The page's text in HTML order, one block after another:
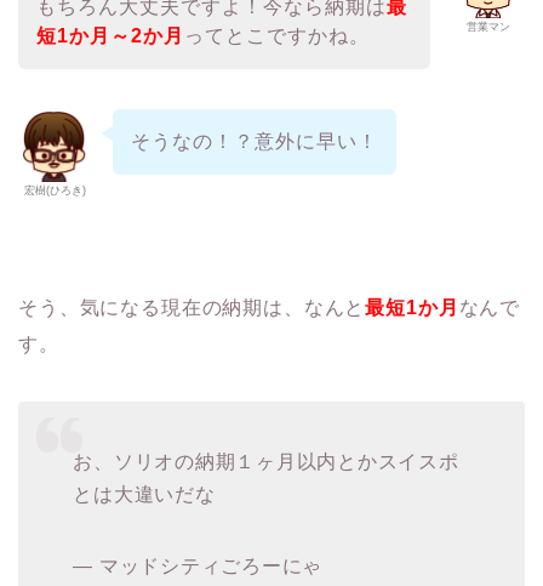
営業マン
もちろん大丈夫ですよ！今なら納期は最
短1か月～2か月 ってとこですかね。
宏樹(ひろき)
そうなの！？意外に早い！
そう、気になる現在の納期は、なんと最短1か月 なんで
す。
お、ソリオの納期１ヶ月以内とかスイスポ
とは大違いだな
— マッドシティごろーにゃ